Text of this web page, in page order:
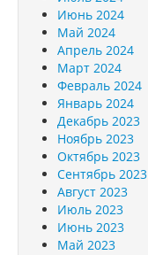
Июнь 2024
Май 2024
Апрель 2024
Март 2024
Февраль 2024
Январь 2024
Декабрь 2023
Ноябрь 2023
Октябрь 2023
Сентябрь 2023
Август 2023
Июль 2023
Июнь 2023
Май 2023